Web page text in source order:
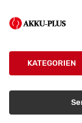
KATEGORIEN